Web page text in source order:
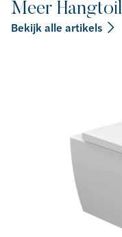
Meer
Bekijk alle artikels